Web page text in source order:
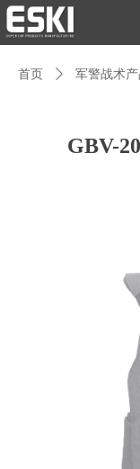
首页 ꄲ 军警战术产
GBV-